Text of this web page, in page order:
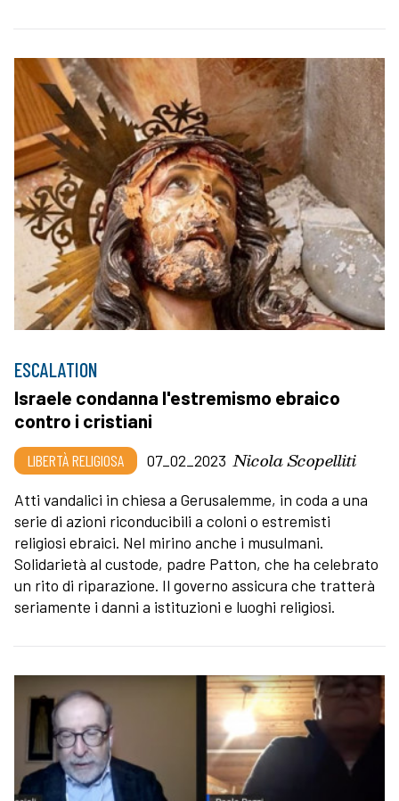
ESCALATION
Israele condanna l'estremismo ebraico
contro i cristiani
LIBERTÀ RELIGIOSA 07_02_2023 Nicola Scopelliti
Atti vandalici in chiesa a Gerusalemme, in coda a una
serie di azioni riconducibili a coloni o estremisti
religiosi ebraici. Nel mirino anche i musulmani.
Solidarietà al custode, padre Patton, che ha celebrato
un rito di riparazione. Il governo assicura che tratterà
seriamente i danni a istituzioni e luoghi religiosi.